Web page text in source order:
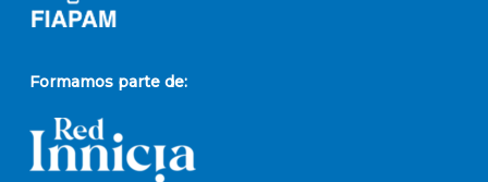
Formamos parte de: